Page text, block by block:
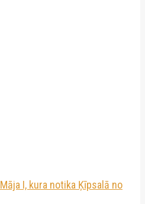
I, kura notika Ķīpsalā no